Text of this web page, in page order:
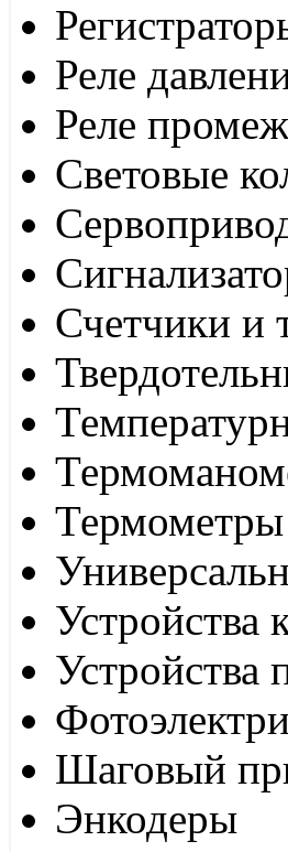
Реле
Реле
Световые
Счетчики и
Термометры
Устройства
Устройства
Шаговый
Энкодеры